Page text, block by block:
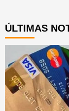
ÚLTIMAS